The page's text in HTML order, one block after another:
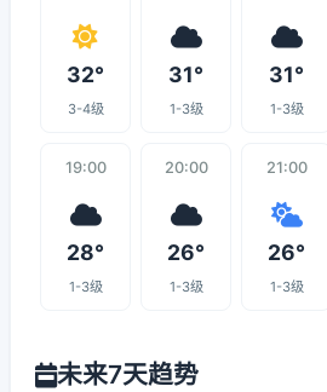
32°
3-4级
31°
1-3级
31°
1-3级
19:00
28°
1-3级
20:00
26°
1-3级
21:00
26°
1-3级
未来7天趋势